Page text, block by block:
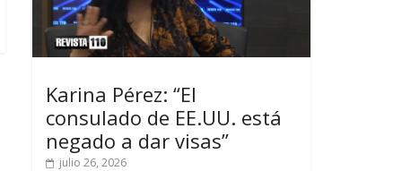
Karina Pérez: “El
consulado de EE.UU. está
negado a dar visas”
julio 26, 2026